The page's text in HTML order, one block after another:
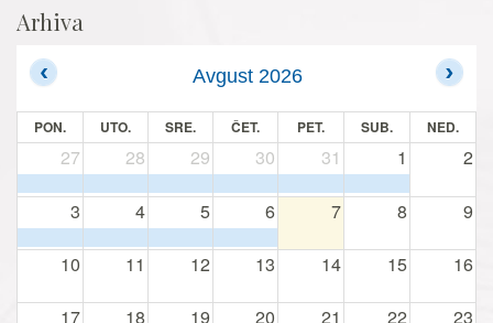
Arhiva
Avgust 2026
PON. UTO. SRE. ČET. PET. SUB. NED.
27 28 29 30 31 1 2
3 4 5 6 7 8 9
10 11 12 13 14 15 16
17 18 19 20 21 22 23